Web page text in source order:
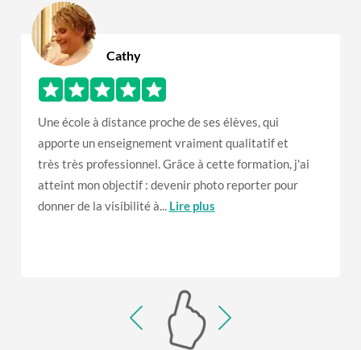
Cathy
Une école à distance proche de ses élèves, qui
apporte un enseignement vraiment qualitatif et
très très professionnel. Grâce à cette formation, j'ai
atteint mon objectif : devenir photo reporter pour
donner de la visibilité à... Lire plus